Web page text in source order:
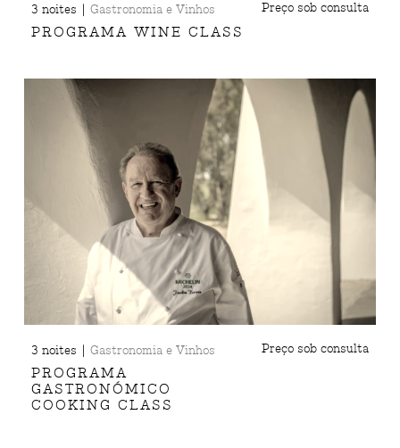
3 noites |Gastronomia e Vinhos
PROGRAMA WINE CLASS
Preço sob consulta
3 noites |Gastronomia e Vinhos
PROGRAMA
GASTRONÓMICO
COOKING CLASS
Preço sob consulta